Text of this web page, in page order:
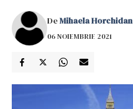
DeMihaela Horchidan
06 NOIEMBRIE 2021